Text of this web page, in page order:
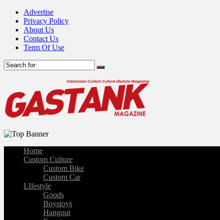
Advertise
Privacy Policy
About Us
Contact Us
Term Of Use
Home
Custom Culture
Custom Bike
Custom Car
LIfestyle
Goods
Boystoys
Hangout